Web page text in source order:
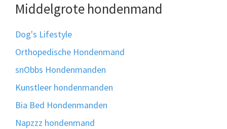
Middelgrote hondenmand
Dog's Lifestyle
Orthopedische Hondenmand
snObbs Hondenmanden
Kunstleer hondenmanden
Bia Bed Hondenmanden
Napzzz hondenmand